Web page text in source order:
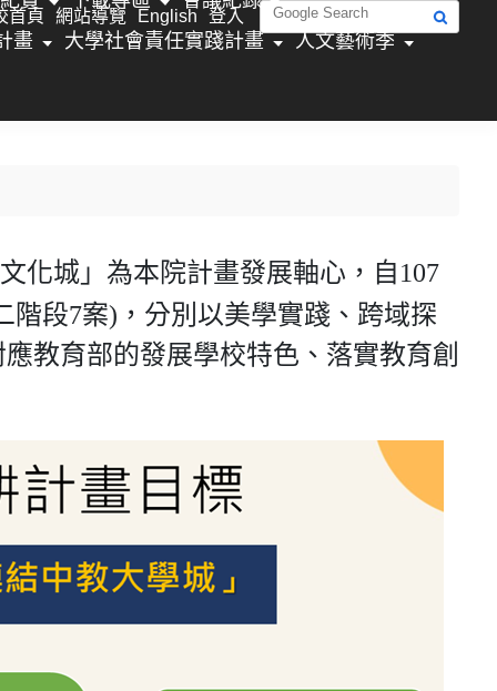
首頁 網站導覽 English 登入
畫
大學社會責任實踐計畫 人文藝術季
化城」為本院計畫發展軸心，自107
階段7案)，分別以美學實踐、跨域探
教育部的發展學校特色、落實教育創